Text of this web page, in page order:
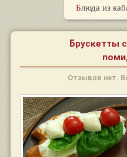
Блюда из
Брускетты с моцареллой и
Отзывов нет.